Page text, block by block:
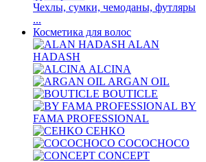
Чехлы, сумки, чемоданы, футляры
...
Косметика для волос
ALAN
HADASH
ALCINA
ARGAN OIL
BOUTICLE
BY
FAMA PROFESSIONAL
CEHKO
COCOCHOCO
CONCEPT